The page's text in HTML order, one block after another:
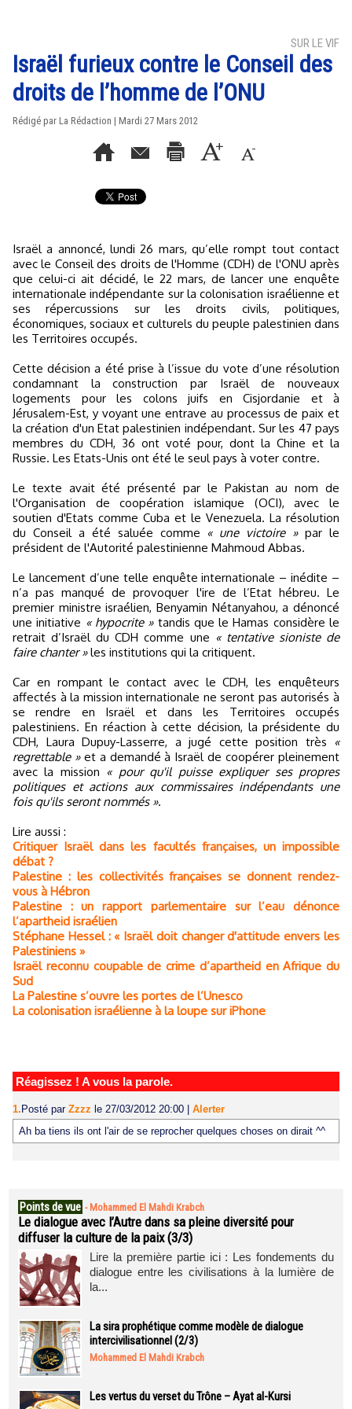
SUR LE VIF
Israël furieux contre le Conseil des
droits de l’homme de l’ONU
Rédigé par La Rédaction | Mardi 27 Mars 2012
Israël a annoncé, lundi 26 mars, qu’elle rompt tout contact
avec le Conseil des droits de l'Homme (CDH) de l'ONU après
que celui-ci ait décidé, le 22 mars, de lancer une enquête
internationale indépendante sur la colonisation israélienne et
ses répercussions sur les droits civils, politiques,
économiques, sociaux et culturels du peuple palestinien dans
les Territoires occupés.
Cette décision a été prise à l’issue du vote d’une résolution
condamnant la construction par Israël de nouveaux
logements pour les colons juifs en Cisjordanie et à
Jérusalem-Est, y voyant une entrave au processus de paix et
la création d'un Etat palestinien indépendant. Sur les 47 pays
membres du CDH, 36 ont voté pour, dont la Chine et la
Russie. Les Etats-Unis ont été le seul pays à voter contre.
Le texte avait été présenté par le Pakistan au nom de
l'Organisation de coopération islamique (OCI), avec le
soutien d'Etats comme Cuba et le Venezuela. La résolution
du Conseil a été saluée comme « une victoire »par le
président de l'Autorité palestinienne Mahmoud Abbas.
Le lancement d’une telle enquête internationale – inédite –
n’a pas manqué de provoquer l'ire de l’Etat hébreu. Le
premier ministre israélien, Benyamin Nétanyahou, a dénoncé
une initiative « hypocrite »tandis que le Hamas considère le
retrait d’Israël du CDH comme une « tentative sioniste de
faire chanter »les institutions qui la critiquent.
Car en rompant le contact avec le CDH, les enquêteurs
affectés à la mission internationale ne seront pas autorisés à
se rendre en Israël et dans les Territoires occupés
palestiniens. En réaction à cette décision, la présidente du
CDH, Laura Dupuy-Lasserre, a jugé cette position très
«
regrettable »et a demandé à Israël de coopérer pleinement
avec la mission « pour qu'il puisse expliquer ses propres
politiques et actions aux commissaires indépendants une
fois qu'ils seront nommés ».
Lire aussi :
Critiquer Israël dans les facultés françaises, un impossible
débat ?
Palestine : les collectivités françaises se donnent rendez-
vous à Hébron
Palestine : un rapport parlementaire sur l’eau dénonce
l’apartheid israélien
Stéphane Hessel : « Israël doit changer d'attitude envers les
Palestiniens »
Israël reconnu coupable de crime d’apartheid en Afrique du
Sud
La Palestine s’ouvre les portes de l’Unesco
La colonisation israélienne à la loupe sur iPhone
Réagissez ! A vous la parole.
1. Posté par Zzzz le 27/03/2012 20:00
Alerter
Ah ba tiens ils ont l'air de se reprocher quelques choses on dirait ^^
Points de vue - Mohammed El Mahdi Krabch
Le dialogue avec l’Autre dans sa pleine diversité pour
diffuser la culture de la paix (3/3)
Lire la première partie ici : Les fondements du
dialogue entre les civilisations à la lumière de
la...
La sira prophétique comme modèle de dialogue
intercivilisationnel (2/3)
Mohammed El Mahdi Krabch
Les vertus du verset du Trône – Ayat al-Kursi